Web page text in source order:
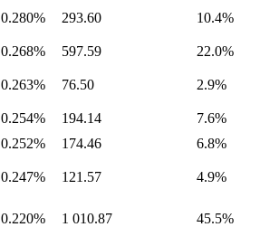
0.280% 293.60 10.4%
0.268% 597.59 22.0%
0.263% 76.50 2.9%
0.254% 194.14
7.6%
0.252% 174.46 6.8%
0.247% 121.57 4.9%
0.220% 1 010.87 45.5%